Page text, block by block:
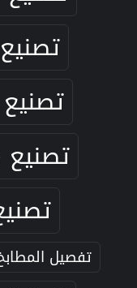
تفصيل